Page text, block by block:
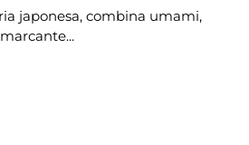
japonesa, combina umami,